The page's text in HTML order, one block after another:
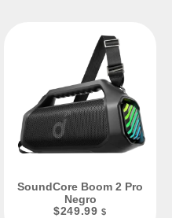
SoundCore Boom 2 Pro
Negro
$249.99 $